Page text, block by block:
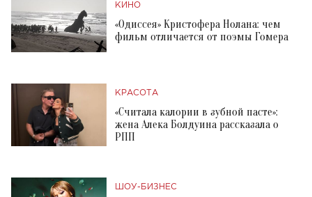
КИНО
«Одиссея» Кристофера Нолана: чем
фильм отличается от поэмы Гомера
КРАСОТА
«Считала калории в зубной пасте»:
жена Алека Болдуина рассказала о
РПП
ШОУ-БИЗНЕС